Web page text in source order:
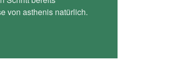
von asthenis natürlich.